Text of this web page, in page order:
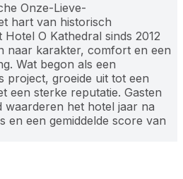
Onze-Lieve-
hart van historisch
O Kathedral sinds 2012
naar karakter, comfort en een
Wat begon als een
project, groeide uit tot een
een sterke reputatie. Gasten
het hotel jaar na
en een gemiddelde score van